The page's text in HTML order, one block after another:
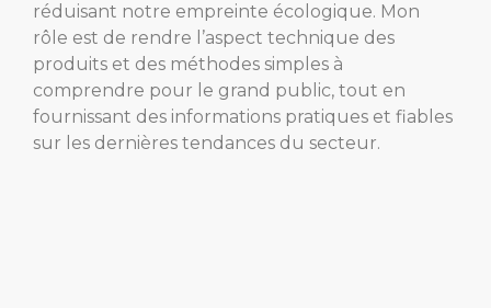
réduisant notre empreinte écologique. Mon
rôle est de rendre l’aspect technique des
produits et des méthodes simples à
comprendre pour le grand public, tout en
fournissant des informations pratiques et fiables
sur les dernières tendances du secteur.